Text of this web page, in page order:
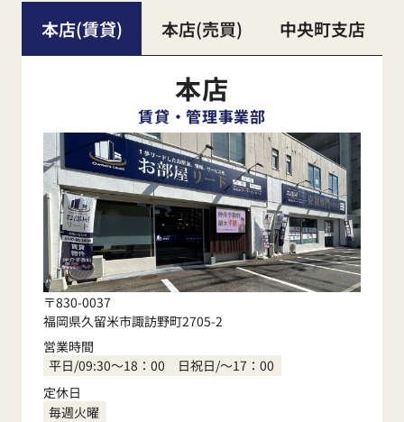
本店(賃貸) 本店(売買) 中央町支店
本店
賃貸・管理事業部
〒830-0037
福岡県久留米市諏訪野町2705-2
営業時間
平日/09:30～18：00 日祝日/～17：00
定休日
毎週火曜